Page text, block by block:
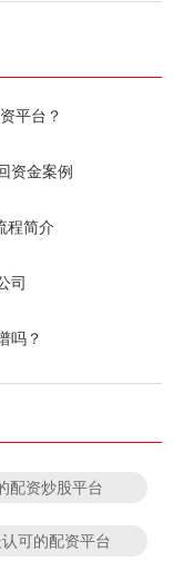
平台？
资金案例
程简介
司
吗？
配资炒股平台
可的配资平台